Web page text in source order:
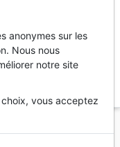
anonymes sur les
Nous nous
notre site
vous acceptez